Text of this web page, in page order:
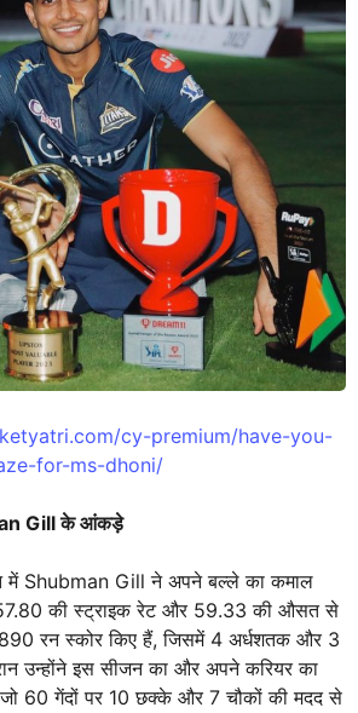
cy-premium/have-you-
for-ms-dhoni/
Gill के आंकड़े
में Shubman Gill ने अपने बल्ले का कमाल
की स्ट्राइक रेट और 59.33 की औसत से
रन स्कोर किए हैं, जिसमें 4 अर्धशतक और 3
उन्होंने इस सीजन का और अपने करियर का
जो 60 गेंदों पर 10 छक्के और 7 चौकों की मदद से